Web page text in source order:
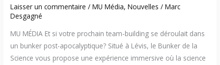
Laisser un commentaire /MU Média,Nouvelles /Marc
Desgagné
MU MÉDIA Et si votre prochain team-building se déroulait dans
un bunker post-apocalyptique? Situé à Lévis, le Bunker de la
Science vous propose une expérience immersive où la science